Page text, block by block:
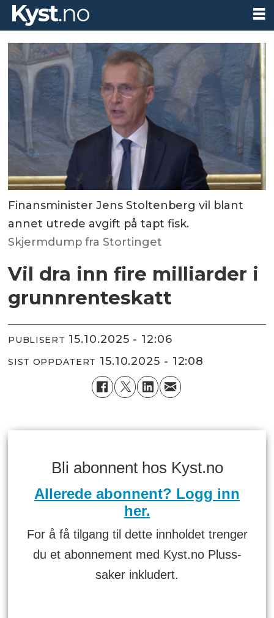
Finansminister Jens Stoltenberg vil blant
annet utrede avgift på tapt fisk.
Skjermdump fra Stortinget
Vil dra inn fire milliarder i
grunnrenteskatt
PUBLISERT 15.10.2025 - 12:06
SIST OPPDATERT 15.10.2025 - 12:08
Bli abonnent hos Kyst.no
Allerede abonnent? Logg inn
her.
For å få tilgang til dette innholdet trenger
du et abonnement med Kyst.no Pluss-
saker inkludert.